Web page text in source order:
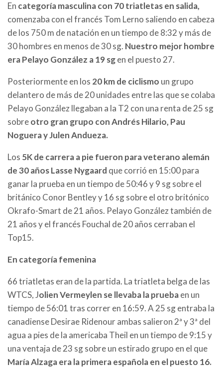
En categoría masculina con 70 triatletas en salida,
comenzaba con el francés Tom Lerno saliendo en cabeza
de los 750 m de natación en un tiempo de 8:32 y más de
30 hombres en menos de 30 sg. Nuestro mejor hombre
era Pelayo González a 19 sgen el puesto 27.
Posteriormente en los 20 km de ciclismo un grupo
delantero de más de 20 unidades entre las que se colaba
Pelayo González llegaban a la T2 con una renta de 25 sg
sobreotro gran grupo con Andrés Hilario, Pau
Noguera y Julen Andueza.
Los 5K de carrera a pie fueron para veterano alemán
de 30 años Lasse Nygaard que corrió en 15:00 para
ganar la prueba en un tiempo de 50:46 y 9 sg sobre el
británico Conor Bentley y 16 sg sobre el otro britónico
Okrafo-Smart de 21 años. Pelayo González también de
21 años y el francés Fouchal de 20 años cerraban el
Top15.
En categoría femenina
66 triatletas eran de la partida. La triatleta belga de las
WTCS, Jolien Vermeylen se llevaba la pruebaen un
tiempo de 56:01 tras correr en 16:59. A 25 sg entraba la
canadiense Desirae Ridenour ambas salieron 2ª y 3ª del
agua a pies de la americaba Theil en un tiempo de 9:15 y
una ventaja de 23 sg sobre un estirado grupo en el que
María Alzaga era la primera española en el puesto 16.